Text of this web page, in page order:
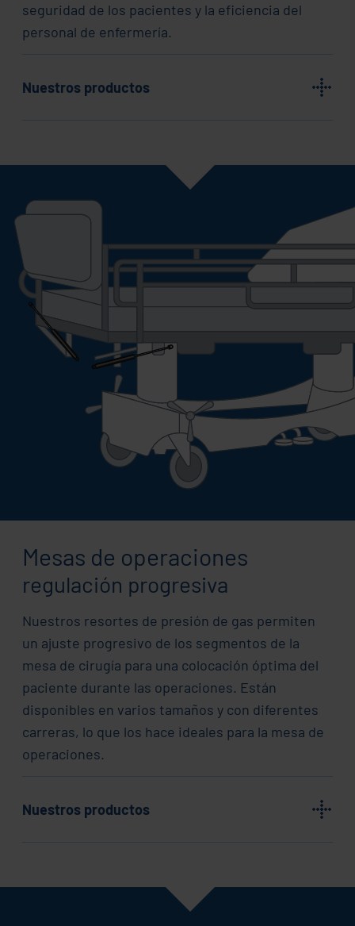
seguridad de los pacientes y la eficiencia del
personal de enfermería.
Nuestros productos
Mesas de operaciones
regulación progresiva
Nuestros resortes de presión de gas permiten
un ajuste progresivo de los segmentos de la
mesa de cirugía para una colocación óptima del
paciente durante las operaciones. Están
disponibles en varios tamaños y con diferentes
carreras, lo que los hace ideales para la mesa de
operaciones.
Nuestros productos